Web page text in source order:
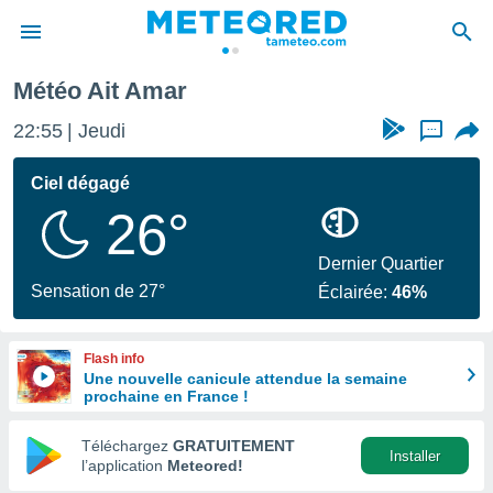
de
en
Météo Ait Amar
22:55 Jeudi ...
Ciel dégagé
26°
Sensation de 27°
Dernier Quartier
Éclairée:46%
Flash info
Une nouvelle canicule attendue la semaine
prochaine en France !
Téléchargez GRATUITEMENT
l’application Meteored!
Installer